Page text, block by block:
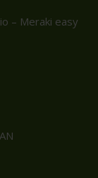
– Meraki easy